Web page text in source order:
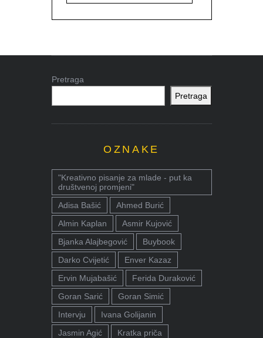
Pretraga
Pretraga
OZNAKE
"Kreativno pisanje za mlade - put ka
društvenoj promjeni"
Adisa Bašić
Ahmed Burić
Almin Kaplan
Asmir Kujović
Bjanka Alajbegović
Buybook
Darko Cvijetić
Enver Kazaz
Ervin Mujabašić
Ferida Duraković
Goran Sarić
Goran Simić
Intervju
Ivana Golijanin
Jasmin Agić
Kratka priča